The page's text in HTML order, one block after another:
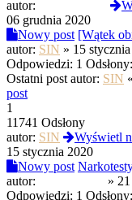
autor:
06 grudnia 2020
Nowy post [Wątek
autor: SIN » 15
Odpowiedzi: 1 Odsłony:
Ostatni post autor: SIN «
post
1
11741 Odsłony
autor: SIN
Wyświetl
15 stycznia 2020
Nowy post
autor:
»
Odpowiedzi: 1 Odsłony: